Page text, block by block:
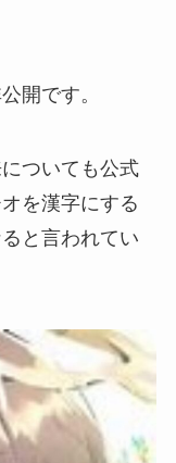
開です。
ついても公式
を漢字にする
と言われてい